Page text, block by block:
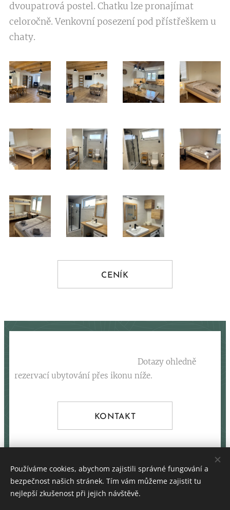
dvoupatrová postel. Chatku lze pronajímat
celoročně. Venkovní posezení pod přístřeškem u
chaty.
CENÍK
Dotazy ohledně
rezervací ubytování přes ikonu níže.
KONTAKT
REVIKA, s.r.o.
Používáme cookies, abychom zajistili správné fungování a
bezpečnost našich stránek. Tím vám můžeme zajistit tu
nejlepší zkušenost při jejich návštěvě.